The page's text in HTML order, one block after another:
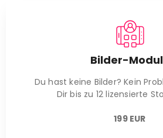
Bilder-Modul
Du hast keine Bilder? Kein
Dir bis zu 12 lizensierte
199 EUR